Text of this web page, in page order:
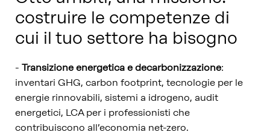
costruire le competenze di
cui il tuo settore ha bisogno
- Transizione energetica e decarbonizzazione:
inventari GHG, carbon footprint, tecnologie per le
energie rinnovabili, sistemi a idrogeno, audit
energetici, LCA per i professionisti che
contribuiscono all’economia net-zero.